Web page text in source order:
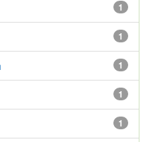
1
1
1
1
1